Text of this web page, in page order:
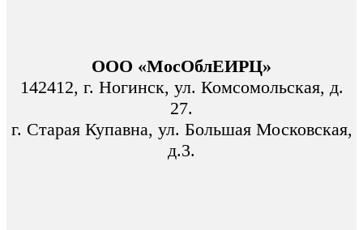
ООО «МосОблЕИРЦ»
142412, г. Ногинск, ул. Комсомольская, д.
27.
г. Старая Купавна, ул. Большая Московская,
д.3.